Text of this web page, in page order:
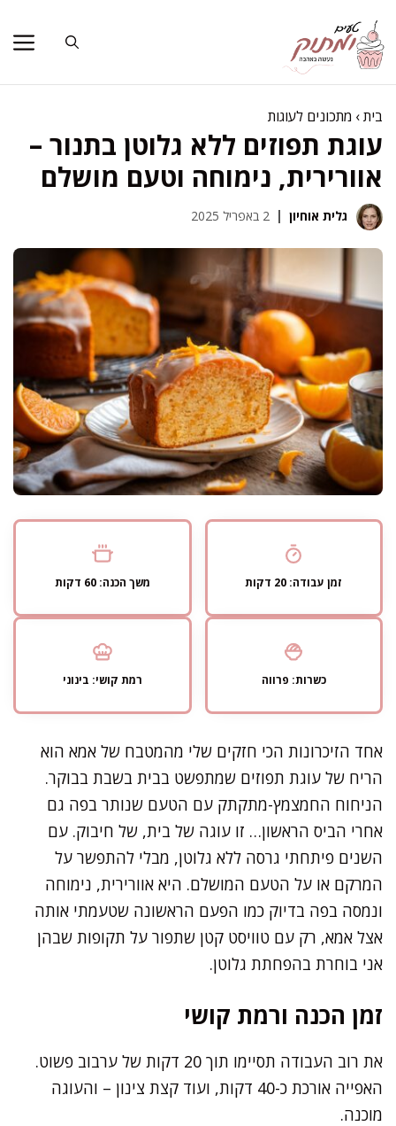
לתוכן
בית› מתכונים לעוגות
עוגת תפוזים ללא גלוטן בתנור –
אוורירית, נימוחה וטעם מושלם
גלית אוחיון 2 באפריל 2025
זמן עבודה: 20 דקות משך הכנה: 60 דקות
כשרות: פרווה רמת קושי: בינוני
אחד הזיכרונות הכי חזקים שלי מהמטבח של אמא הוא
הריח של עוגת תפוזים שמתפשט בבית בשבת בבוקר.
הניחוח החמצמץ-מתקתק עם הטעם שנותר בפה גם
אחרי הביס הראשון… זו עוגה של בית, של חיבוק. עם
השנים פיתחתי גרסה ללא גלוטן, מבלי להתפשר על
המרקם או על הטעם המושלם. היא אוורירית, נימוחה
ונמסה בפה בדיוק כמו הפעם הראשונה שטעמתי אותה
אצל אמא, רק עם טוויסט קטן שתפור על תקופות שבהן
אני בוחרת בהפחתת גלוטן.
זמן הכנה ורמת קושי
את רוב העבודה תסיימו תוך 20 דקות של ערבוב פשוט.
האפייה אורכת כ-40 דקות, ועוד קצת צינון – והעוגה
מוכנה.